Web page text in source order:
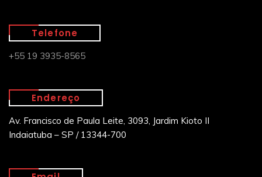
Telefone
+55 19 3935-8565
Endereço
Av. Francisco de Paula Leite, 3093, Jardim Kioto II
Indaiatuba – SP / 13344-700